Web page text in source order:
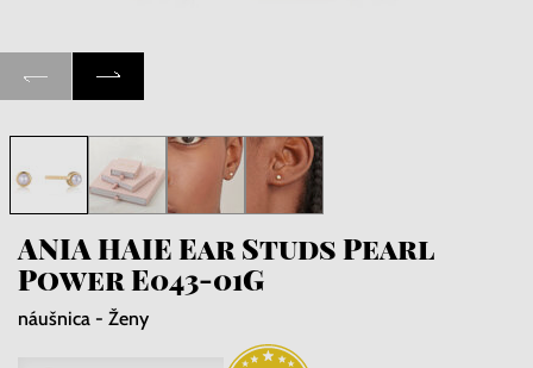
ANIA HAIE Ear Studs Pearl
Power E043-01G
náušnica - Ženy